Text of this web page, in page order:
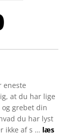
Den
pris
er:
eneste
at du har lige
grebet din
du har lyst
ikke af s … læs